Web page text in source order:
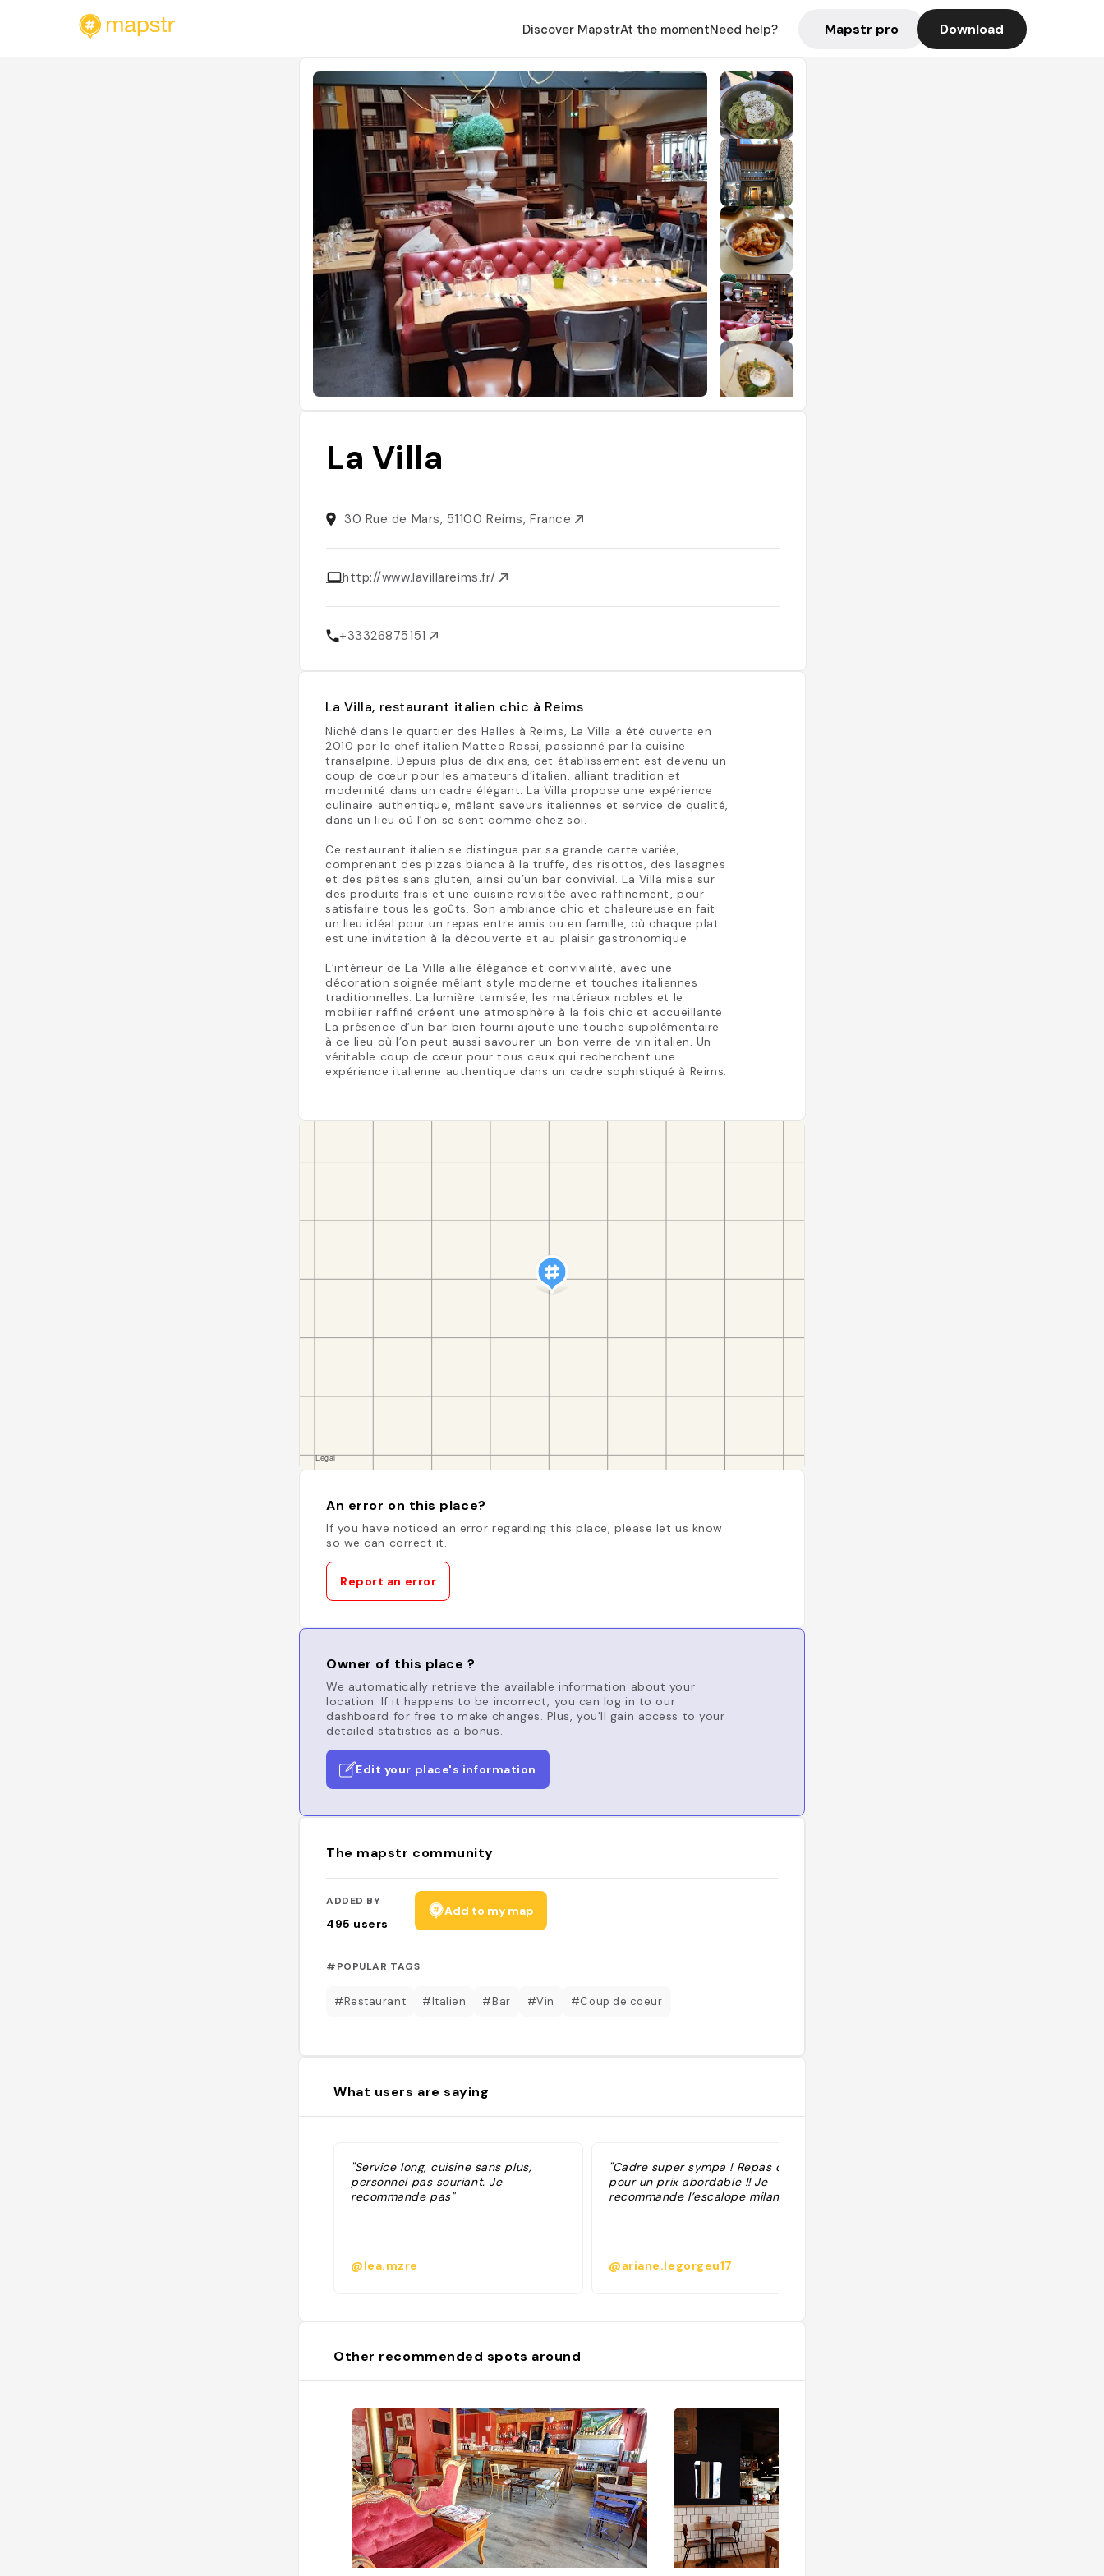
Discover MapstrAt the momentNeed help? Mapstr pro Download
La Villa
30 Rue de Mars, 51100 Reims, France
http://www.lavillareims.fr/
+33326875151
La Villa, restaurant italien chic à Reims
Niché dans le quartier des Halles à Reims, La Villa a été ouverte en
2010 par le chef italien Matteo Rossi, passionné par la cuisine
transalpine. Depuis plus de dix ans, cet établissement est devenu un
coup de cœur pour les amateurs d’italien, alliant tradition et
modernité dans un cadre élégant. La Villa propose une expérience
culinaire authentique, mêlant saveurs italiennes et service de qualité,
dans un lieu où l’on se sent comme chez soi.
Ce restaurant italien se distingue par sa grande carte variée,
comprenant des pizzas bianca à la truffe, des risottos, des lasagnes
et des pâtes sans gluten, ainsi qu’un bar convivial. La Villa mise sur
des produits frais et une cuisine revisitée avec raffinement, pour
satisfaire tous les goûts. Son ambiance chic et chaleureuse en fait
un lieu idéal pour un repas entre amis ou en famille, où chaque plat
est une invitation à la découverte et au plaisir gastronomique.
L’intérieur de La Villa allie élégance et convivialité, avec une
décoration soignée mêlant style moderne et touches italiennes
traditionnelles. La lumière tamisée, les matériaux nobles et le
mobilier raffiné créent une atmosphère à la fois chic et accueillante.
La présence d’un bar bien fourni ajoute une touche supplémentaire
à ce lieu où l’on peut aussi savourer un bon verre de vin italien. Un
véritable coup de cœur pour tous ceux qui recherchent une
expérience italienne authentique dans un cadre sophistiqué à Reims.
An error on this place?
If you have noticed an error regarding this place, please let us know
so we can correct it.
Report an error
Owner of this place ?
We automatically retrieve the available information about your
location. If it happens to be incorrect, you can log in to our
dashboard for free to make changes. Plus, you'll gain access to your
detailed statistics as a bonus.
Edit your place's information
The mapstr community
ADDED BY
495 users
Add to my map
#POPULAR TAGS
#Restaurant #Italien #Bar #Vin #Coup de coeur
What users are saying
"Service long, cuisine sans plus,
personnel pas souriant. Je
recommande pas"
@lea.mzre
"Cadre super sympa ! Repas copieux
pour un prix abordable !! Je
recommande l’escalope milanaise !"
@ariane.legorgeu17
Other recommended spots around